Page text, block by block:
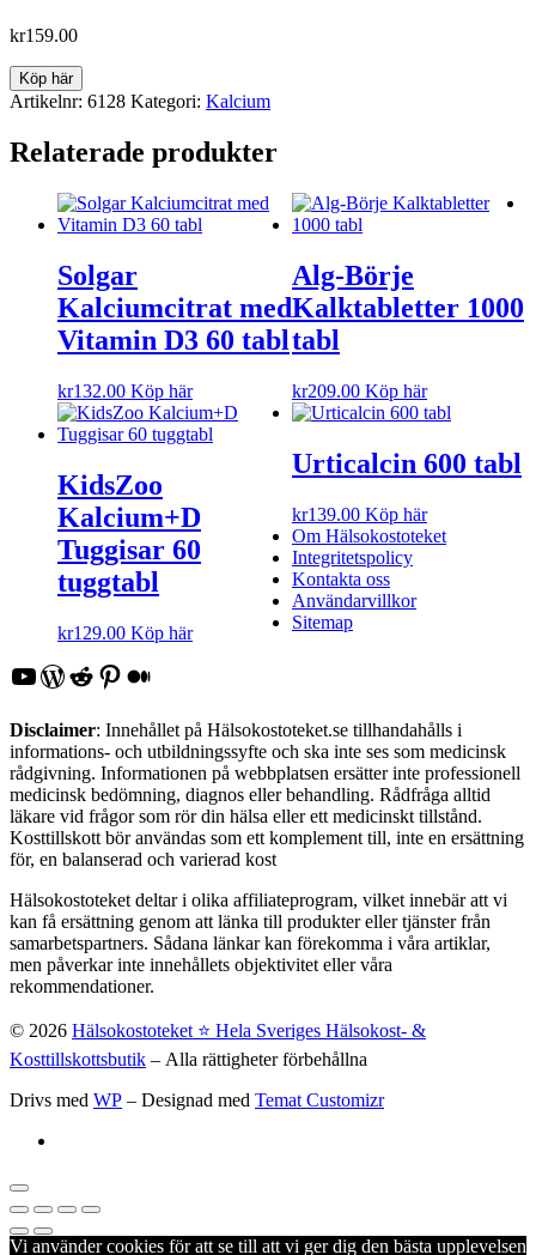
kr159.00
Köp här
Artikelnr: 6128 Kategori: Kalcium
Relaterade produkter
Solgar
Kalciumcitrat med
Vitamin D3 60 tabl
kr132.00 Köp här
Alg-Börje
Kalktabletter 1000
tabl
kr209.00 Köp här
KidsZoo
Kalcium+D
Tuggisar 60
tuggtabl
kr129.00 Köp här
Urticalcin 600 tabl
kr139.00 Köp här
Om Hälsokostoteket
Integritetspolicy
Kontakta oss
Användarvillkor
Sitemap
YouTube
WordPress
Reddit
Pinterest
Medium
Disclaimer: Innehållet på Hälsokostoteket.se tillhandahålls i
informations- och utbildningssyfte och ska inte ses som medicinsk
rådgivning. Informationen på webbplatsen ersätter inte professionell
medicinsk bedömning, diagnos eller behandling. Rådfråga alltid
läkare vid frågor som rör din hälsa eller ett medicinskt tillstånd.
Kosttillskott bör användas som ett komplement till, inte en ersättning
för, en balanserad och varierad kost
Hälsokostoteket deltar i olika affiliateprogram, vilket innebär att vi
kan få ersättning genom att länka till produkter eller tjänster från
samarbetspartners. Sådana länkar kan förekomma i våra artiklar,
men påverkar inte innehållets objektivitet eller våra
rekommendationer.
© 2026 Hälsokostoteket ⭐️ Hela Sveriges Hälsokost- &
Kosttillskottsbutik – Alla rättigheter förbehållna
Drivs med WP – Designad med Temat Customizr
Vi använder cookies för att se till att vi ger dig den bästa upplevelsen